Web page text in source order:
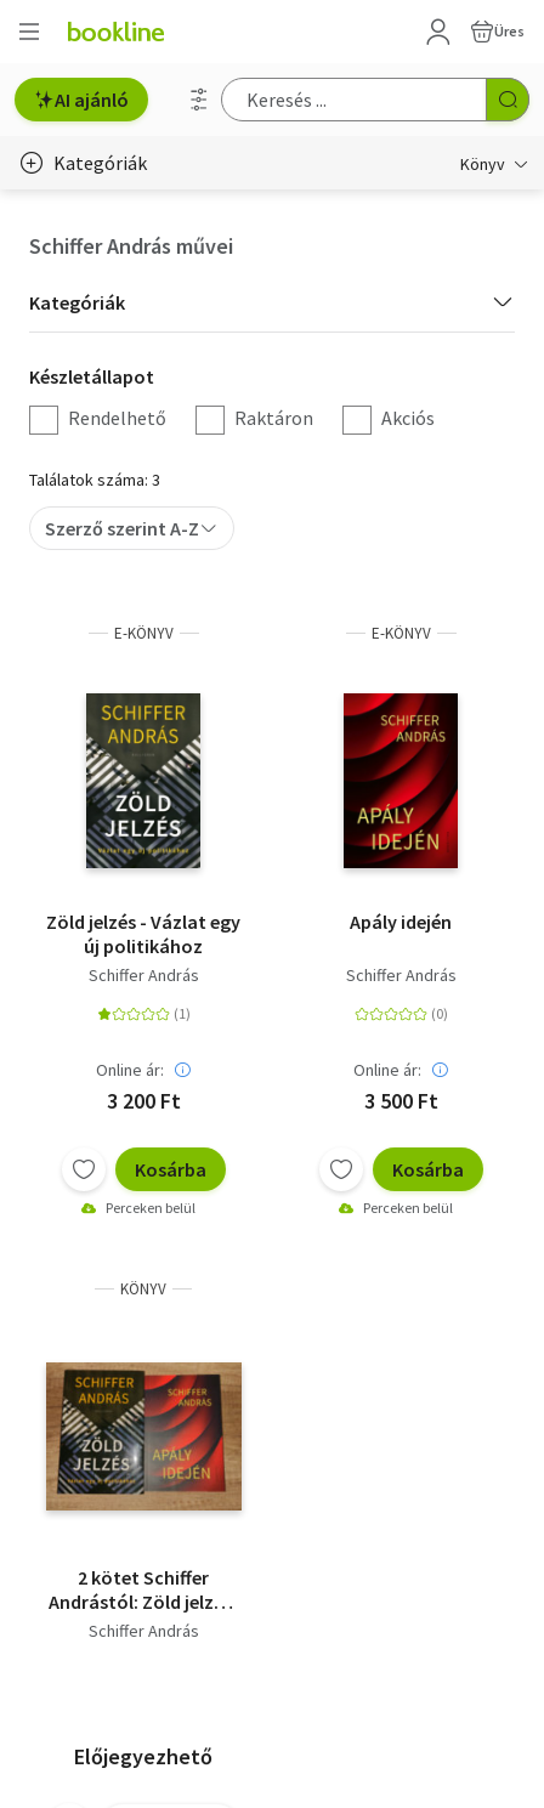
Üres
AI ajánló
Kategóriák Könyv
Hobbi, szabadidő
Irodalom
Művészet
Szakkönyv
Tankönyv, segédkönyv
Társadalomtudomány
Természettudomány
Történelem
Schiffer András művei
Kategória
szűrés
Kategóriák
Készletállapot
szűrés
Készletállapot
Rendelhető
Raktáron Akciós
Találatok száma: 3
Szerző szerint A-Z
E-KÖNYV
Zöld jelzés - Vázlat egy
új politikához
Schiffer András
Online ár:
3 200 Ft
Kosárba
Perceken belül
E-KÖNYV
Apály idején
Schiffer András
Online ár:
3 500 Ft
Kosárba
Perceken belül
KÖNYV
2 kötet Schiffer
Andrástól: Zöld jelzés,
Apály idején
Schiffer András
Előjegyezhető